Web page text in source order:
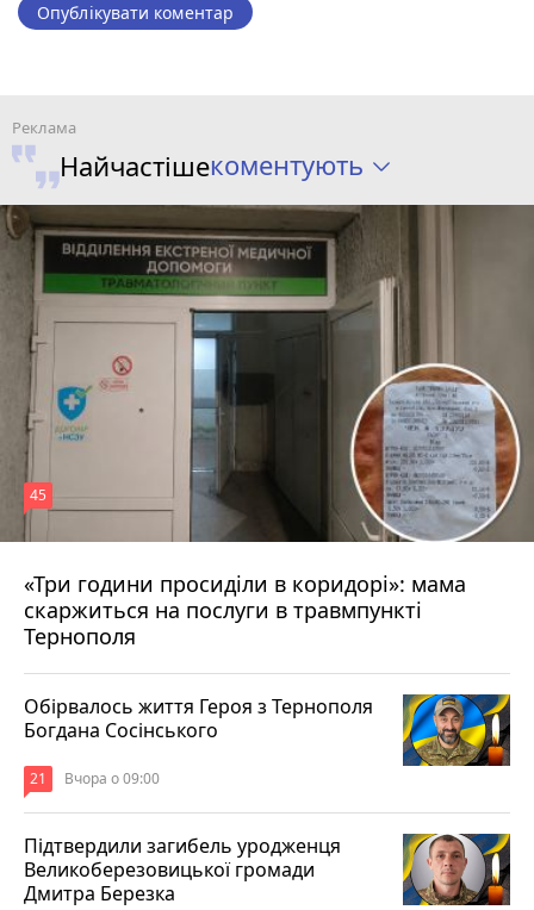
Опублікувати коментар
Найчастішекоментують
«Три години просиділи в коридорі»: мама
скаржиться на послуги в травмпункті
Тернополя
45
Вчора о 13:05
Обірвалось життя Героя з Тернополя
Богдана Сосінського
21 Вчора о 09:00
Підтвердили загибель уродженця
Великоберезовицької громади
Дмитра Березка